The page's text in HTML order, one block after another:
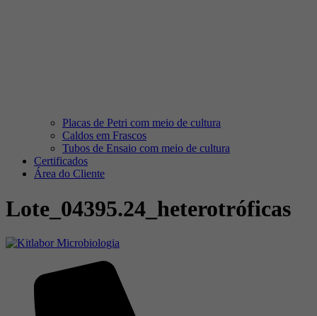
Placas de Petri com meio de cultura
Caldos em Frascos
Tubos de Ensaio com meio de cultura
Certificados
Área do Cliente
Lote_04395.24_heterotróficas